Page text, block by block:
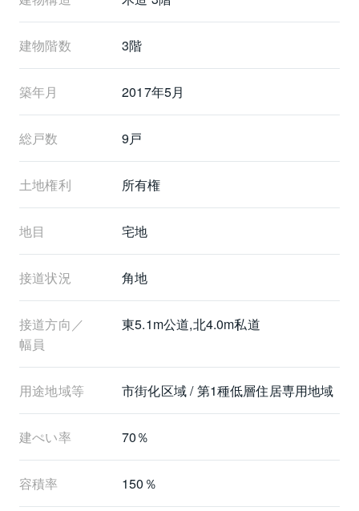
建物階数 3階
築年月 2017年5月
総戸数 9戸
土地権利 所有権
地目 宅地
接道状況 角地
接道方向／
幅員
東5.1m公道,北4.0m私道
用途地域等 市街化区域 / 第1種低層住居専用地域
建ぺい率 70％
容積率 150％